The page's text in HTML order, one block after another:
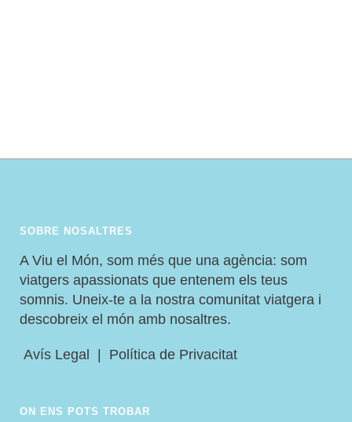
SOBRE NOSALTRES
A Viu el Món, som més que una agència: som
viatgers apassionats que entenem els teus
somnis. Uneix-te a la nostra comunitat viatgera i
descobreix el món amb nosaltres.
Avís Legal Política de Privacitat
ON ENS POTS TROBAR